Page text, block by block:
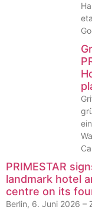
PRIMESTAR
landmark hotel
centre on its
Berlin, 6. Juni 2026 –